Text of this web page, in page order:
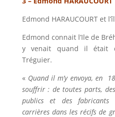
Edmond HARAUCOURT et
Edmond connait l’Ile de
y venait quand il était
Tréguier.
« Quand il m’y envoya, en
souffrir : de toutes parts,
publics et des fabricants
carrières dans les récifs de